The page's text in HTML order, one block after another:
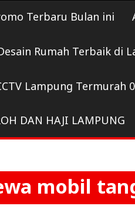
Terbaru Bulan ini
Rumah Terbaik di
Lampung Termurah
DAN HAJI LAMPUNG
mobil